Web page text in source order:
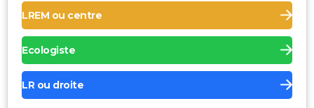
LREM ou centre
Ecologiste
LR ou droite